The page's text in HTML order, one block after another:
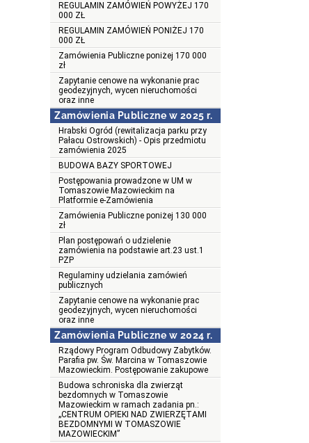
REGULAMIN ZAMÓWIEŃ POWYŻEJ 170
000 ZŁ
REGULAMIN ZAMÓWIEŃ PONIŻEJ 170
000 ZŁ
Zamówienia Publiczne poniżej 170 000
zł
Zapytanie cenowe na wykonanie prac
geodezyjnych, wycen nieruchomości
oraz inne
Zamówienia Publiczne w 2025 r.
Hrabski Ogród (rewitalizacja parku przy
Pałacu Ostrowskich) - Opis przedmiotu
zamówienia 2025
BUDOWA BAZY SPORTOWEJ
Postępowania prowadzone w UM w
Tomaszowie Mazowieckim na
Platformie e-Zamówienia
Zamówienia Publiczne poniżej 130 000
zł
Plan postępowań o udzielenie
zamówienia na podstawie art.23 ust.1
PZP
Regulaminy udzielania zamówień
publicznych
Zapytanie cenowe na wykonanie prac
geodezyjnych, wycen nieruchomości
oraz inne
Zamówienia Publiczne w 2024 r.
Rządowy Program Odbudowy Zabytków.
Parafia pw. Św. Marcina w Tomaszowie
Mazowieckim. Postępowanie zakupowe
Budowa schroniska dla zwierząt
bezdomnych w Tomaszowie
Mazowieckim w ramach zadania pn.:
„CENTRUM OPIEKI NAD ZWIERZĘTAMI
BEZDOMNYMI W TOMASZOWIE
MAZOWIECKIM”